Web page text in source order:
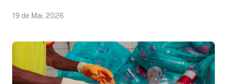
19 de Mai, 2026